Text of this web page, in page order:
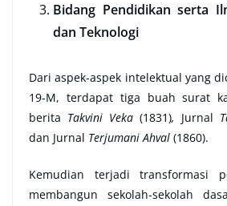
Bidang Pendidikan serta
dan Teknologi
Dari aspek-aspek intelektual yang
19-M, terdapat tiga buah surat
berita Takvini Veka(1831), Jurnal
dan Jurnal Terjumani Ahval (1860).
Kemudian terjadi transformasi
membangun sekolah-sekolah